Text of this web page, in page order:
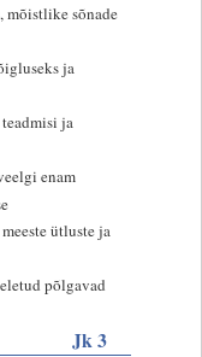
mõistlike sõnade
ja
ja
enam
ütluste ja
põlgavad
Jk 3